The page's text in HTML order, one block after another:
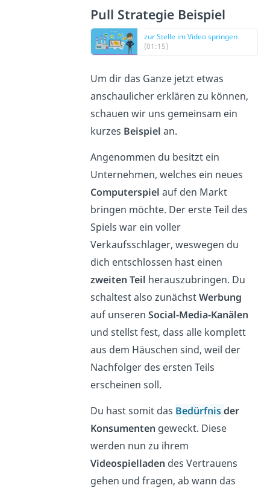
Pull Strategie Beispiel
zur Stelle im Video springen
(01:15)
Um dir das Ganze jetzt etwas
anschaulicher erklären zu können,
schauen wir uns gemeinsam ein
kurzes Beispiel an.
Angenommen du besitzt ein
Unternehmen, welches ein neues
Computerspiel auf den Markt
bringen möchte. Der erste Teil des
Spiels war ein voller
Verkaufsschlager, weswegen du
dich entschlossen hast einen
zweiten Teil herauszubringen. Du
schaltest also zunächstWerbung
auf unseren Social-Media-Kanälen
und stellst fest, dass alle komplett
aus dem Häuschen sind, weil der
Nachfolger des ersten Teils
erscheinen soll.
Du hast somit das Bedürfnisder
Konsumenten geweckt. Diese
werden nun zu ihrem
Videospielladen des Vertrauens
gehen und fragen, ab wann das